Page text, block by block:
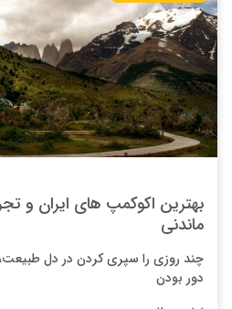
بهترین اکوکمپ های ایران و
ماندنی
چند روزی را سپری کردن در دل
دور بودن